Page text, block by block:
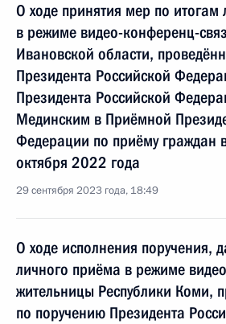
О ходе принятия мер по итогам
в режиме видео-конференц-
Ивановской области,
Президента Российской
Президента Российской
Мединским в Приёмной
Федерации по приёму граждан
октября 2022 года
29 сентября 2023 года, 18:49
О ходе исполнения поручения,
личного приёма в режиме
жительницы Республики Коми,
по поручению Президента